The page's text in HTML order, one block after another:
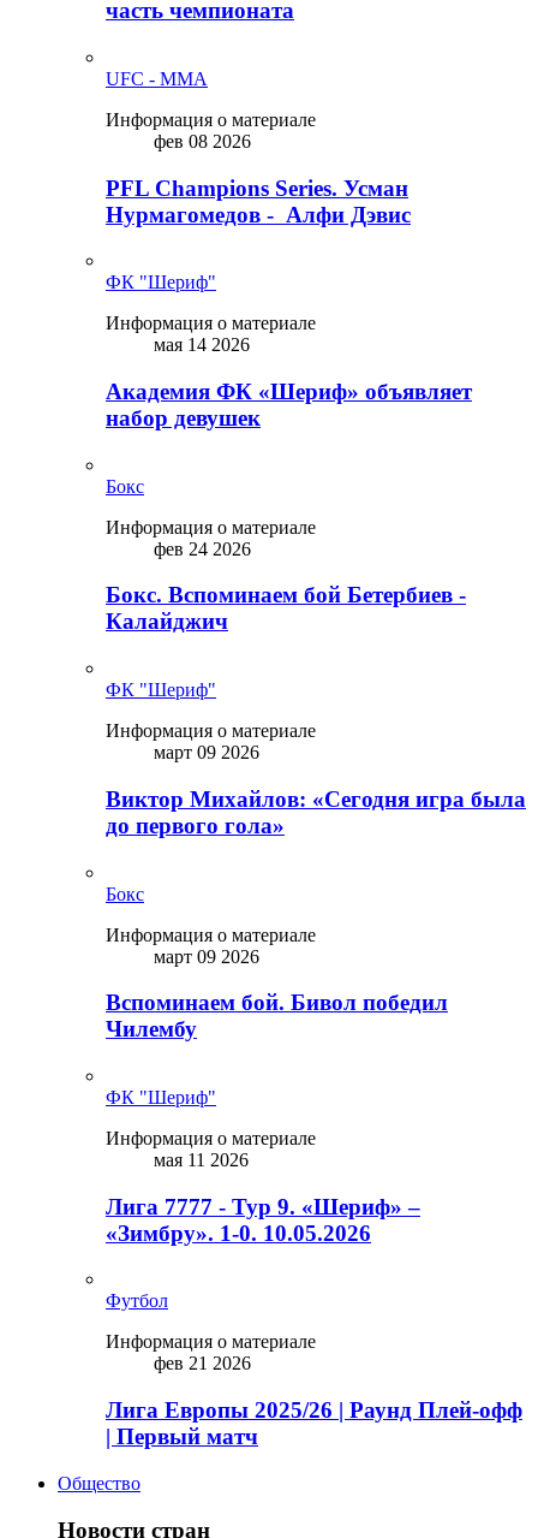
часть чемпионата
UFC - MMA
Информация о материале
фев 08 2026
PFL Champions Series. Усман
Нурмагомедов - Алфи Дэвис
ФК "Шериф"
Информация о материале
мая 14 2026
Академия ФК «Шериф» объявляет
набор девушек
Бокс
Информация о материале
фев 24 2026
Бокс. Вспоминаем бой Бетербиев -
Калайджич
ФК "Шериф"
Информация о материале
март 09 2026
Виктор Михайлов: «Сегодня игра была
до первого гола»
Бокс
Информация о материале
март 09 2026
Вспоминаем бой. Бивол победил
Чилембу
ФК "Шериф"
Информация о материале
мая 11 2026
Лига 7777 - Тур 9. «Шериф» –
«Зимбру». 1-0. 10.05.2026
Футбол
Информация о материале
фев 21 2026
Лига Европы 2025/26 | Раунд Плей-офф
| Первый матч
Общество
Новости стран